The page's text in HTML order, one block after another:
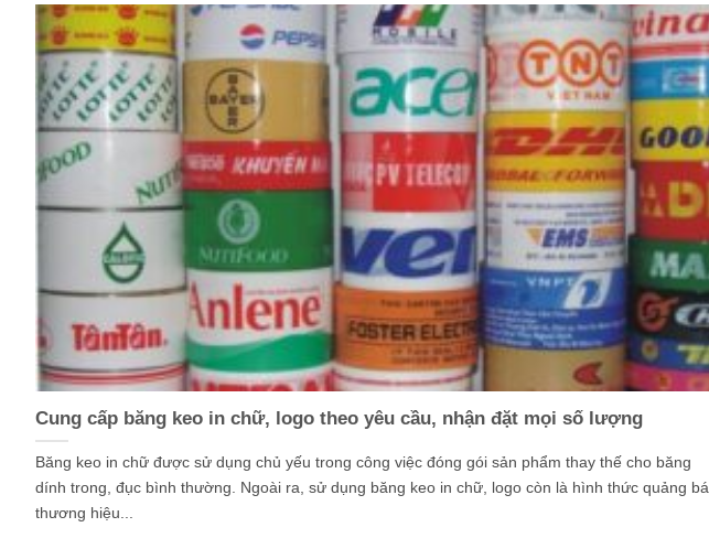
Cung cấp băng keo in chữ, logo theo yêu cầu, nhận đặt mọi số lượng
Băng keo in chữ được sử dụng chủ yếu trong công việc đóng gói sản phẩm thay thế cho băng
dính trong, đục bình thường. Ngoài ra, sử dụng băng keo in chữ, logo còn là hình thức quảng bá
thương hiệu...